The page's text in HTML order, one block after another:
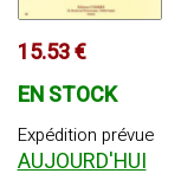
15.53 €
EN STOCK
Expédition prévue
AUJOURD'HUI